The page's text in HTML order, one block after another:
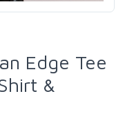
Edge Tee
&